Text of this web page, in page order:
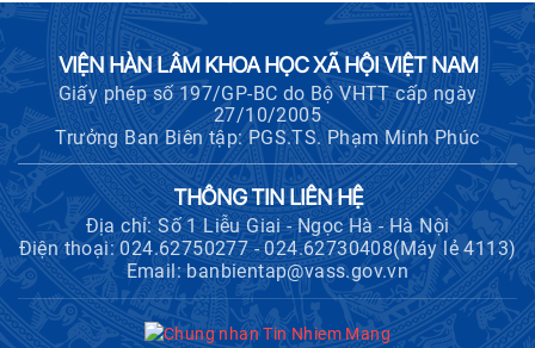
VIỆN HÀN LÂM KHOA HỌC XÃ HỘI VIỆT NAM
Giấy phép số 197/GP-BC do Bộ VHTT cấp ngày
27/10/2005
Trưởng Ban Biên tập: PGS.TS. Phạm Minh Phúc
THÔNG TIN LIÊN HỆ
Địa chỉ: Số 1 Liễu Giai - Ngọc Hà - Hà Nội
Điện thoại: 024.62750277 - 024.62730408(Máy lẻ 4113)
Email: banbientap@vass.gov.vn